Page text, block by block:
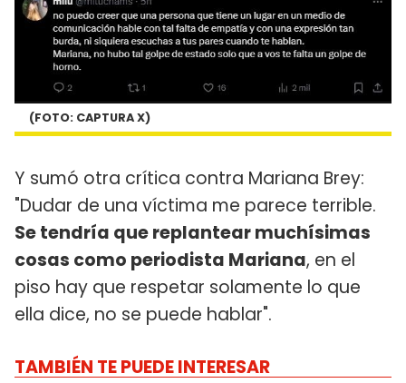
(FOTO: CAPTURA X)
Y sumó otra crítica contra Mariana Brey:
"Dudar de una víctima me parece terrible.
Se tendría que replantear muchísimas
cosas como periodista Mariana, en el
piso hay que respetar solamente lo que
ella dice, no se puede hablar".
TAMBIÉN TE PUEDE INTERESAR